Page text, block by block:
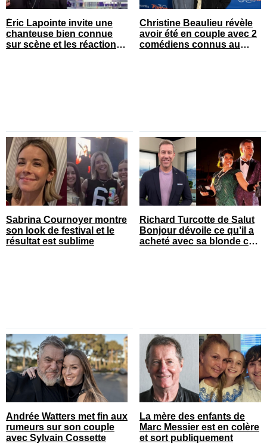
Éric Lapointe invite une
chanteuse bien connue
sur scène et les réactions
Christine Beaulieu révèle
avoir été en couple avec 2
comédiens connus au
Sabrina Cournoyer montre
son look de festival et le
résultat est sublime
Richard Turcotte de Salut
Bonjour dévoile ce qu’il a
acheté avec sa blonde cet
Andrée Watters met fin aux
rumeurs sur son couple
avec Sylvain Cossette
La mère des enfants de
Marc Messier est en colère
et sort publiquement